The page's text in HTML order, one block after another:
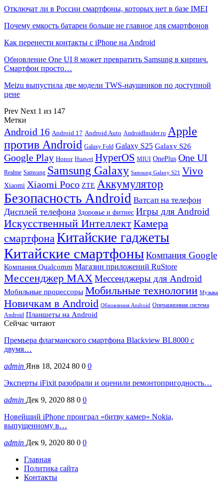
Отключат ли в России смартфоны, которых нет в базе IMEI
Почему емкость батареи больше не главное для смартфонов
Как перенести контакты с iPhone на Android
Обновление One UI 8 может превратить Samsung в кирпич.
Смартфон просто…
Meizu выпустила две модели TWS-наушников по доступной
цене
Prev Next 1 из 147
Метки
Android 16 Android 17 Android Auto AndroidInsider.ru Apple
против Android Galaxy Fold Galaxy S25 Galaxy S26
Google Play Honor Huawei HyperOS MIUI OnePlus One UI
Realme Samsung Samsung Galaxy Samsung Galaxy S21 Vivo
Xiaomi Xiaomi Poco ZTE Аккумулятор
Безопасность Android Ватсап на телефон
Дисплей телефона Здоровье и фитнес Игры для Android
Искусственный ИнтеллектКамера
смартфона Китайские гаджеты
Китайские смартфоныКомпания Google
Компания Qualcomm Магазин приложений RuStore
Мессенджер MAX Мессенджеры для Android
Мобильные процессоры Мобильные технологии Музыка
Новичкам в Android Обновления Android Операционная система
Android Планшеты на Android
Сейчас читают
Премьера флагманского смартфона Blackview BL8000 с
двумя…
admin Янв 18, 2024 80 0 0
Эксперты iFixit разобрали и оценили ремонтопригодность…
admin Дек 9, 2020 88 0 0
Новейший iPhone проиграл «битву камер» Nokia,
выпущенному в…
admin Дек 9, 2020 80 0 0
Главная
Политика сайта
Контакты